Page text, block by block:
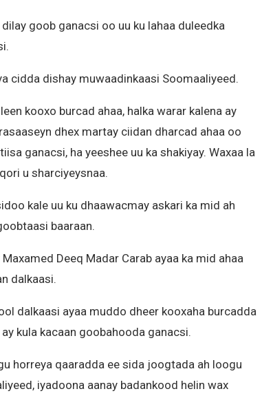
goob ganacsi oo uu ku lahaa duleedka
cidda dishay muwaadinkaasi Soomaaliyeed.
kooxo burcad ahaa, halka warar kalena ay
dhex martay ciidan dharcad ahaa oo
ganacsi, ha yeeshee uu ka shakiyay. Waxaa la
u sharciyeysnaa.
kale uu ku dhaawacmay askari ka mid ah
baaraan.
Deeq Madar Carab ayaa ka mid ahaa
dalkaasi.
dalkaasi ayaa muddo dheer kooxaha burcadda
kula kacaan goobahooda ganacsi.
horreya qaaradda ee sida joogtada ah loogu
iyadoona aanay badankood helin wax